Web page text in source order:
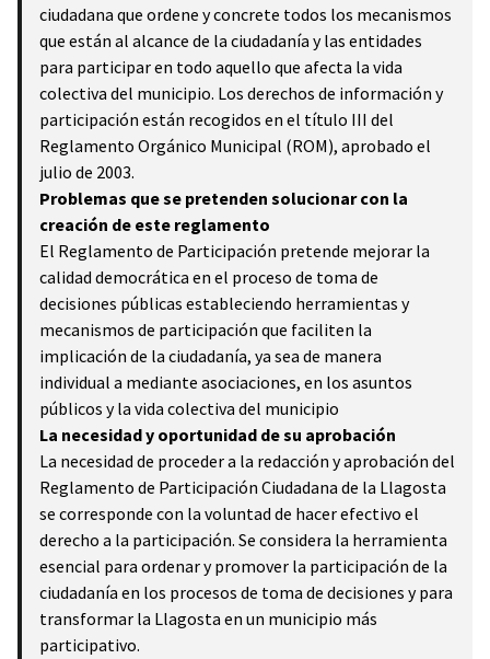
ciudadana que ordene y concrete todos los mecanismos
que están al alcance de la ciudadanía y las entidades
para participar en todo aquello que afecta la vida
colectiva del municipio. Los derechos de información y
participación están recogidos en el título III del
Reglamento Orgánico Municipal (ROM), aprobado el
julio de 2003.
Problemas que se pretenden solucionar con la
creación de este reglamento
El Reglamento de Participación pretende mejorar la
calidad democrática en el proceso de toma de
decisiones públicas estableciendo herramientas y
mecanismos de participación que faciliten la
implicación de la ciudadanía, ya sea de manera
individual a mediante asociaciones, en los asuntos
públicos y la vida colectiva del municipio
La necesidad y oportunidad de su aprobación
La necesidad de proceder a la redacción y aprobación del
Reglamento de Participación Ciudadana de la Llagosta
se corresponde con la voluntad de hacer efectivo el
derecho a la participación. Se considera la herramienta
esencial para ordenar y promover la participación de la
ciudadanía en los procesos de toma de decisiones y para
transformar la Llagosta en un municipio más
participativo.